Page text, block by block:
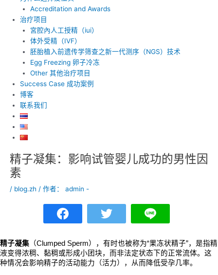
Accreditation and Awards
治疗项目
宮腔內人工授精（iui）
体外受精（IVF）
胚胎植入前遗传学筛查之新一代测序（NGS）技术
Egg Freezing 卵子冷冻
Other 其他治疗项目
Success Case 成功案例
博客
联系我们
精子凝集：影响试管婴儿成功的男性因
素
/ blog.zh / 作者： admin -
精子凝集 （Clumped Sperm），有时也被称为“果冻状精子”，是指精
液变得浓稠、黏稠或形成小团块，而非法定状态下的正常流体。这
种情况会影响精子的活动能力（活力），从而降低受孕几率。
Post
navigation